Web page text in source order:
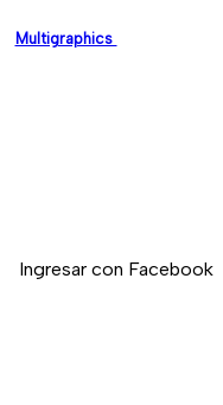
Multigraphics
Ingresar con Facebook